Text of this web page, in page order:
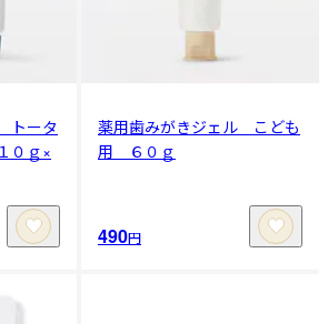
トータ
０ｇ×
薬用歯みがきジェル こども
用 ６０ｇ
490円